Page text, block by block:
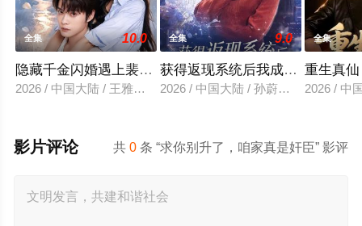
全集 10.0
隐藏千金闪婚遇上裴先生
2026 / 中国大陆 / 王雅清＆朱城玮
全集 9.0
获得返现系统后我成了万人迷
2026 / 中国大陆 / 孙蔚琳＆魏胜奇
全集
重生真
2026 / 中
共0 条 “求你别升了，咱家真是奸臣” 影评
影片评论